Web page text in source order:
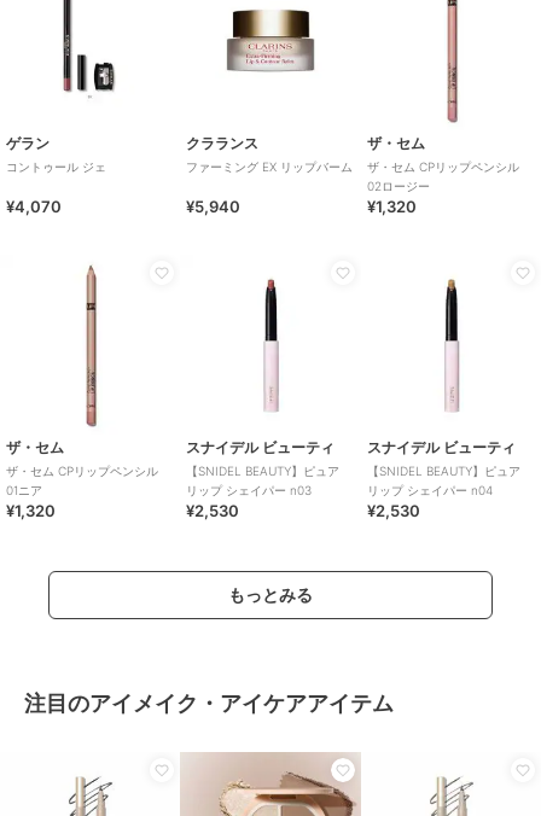
ゲラン
コントゥール ジェ
¥4,070
クラランス
ファーミング EX リップバーム
¥5,940
ザ・セム
ザ・セム CPリップペンシル
02ロージー
¥1,320
ザ・セム
ザ・セム CPリップペンシル
01ニア
¥1,320
スナイデル ビューティ
【SNIDEL BEAUTY】ピュア
リップ シェイパー n03
¥2,530
スナイデル ビューティ
【SNIDEL BEAUTY】ピュア
リップ シェイパー n04
¥2,530
もっとみる
注目のアイメイク・アイケアアイテム